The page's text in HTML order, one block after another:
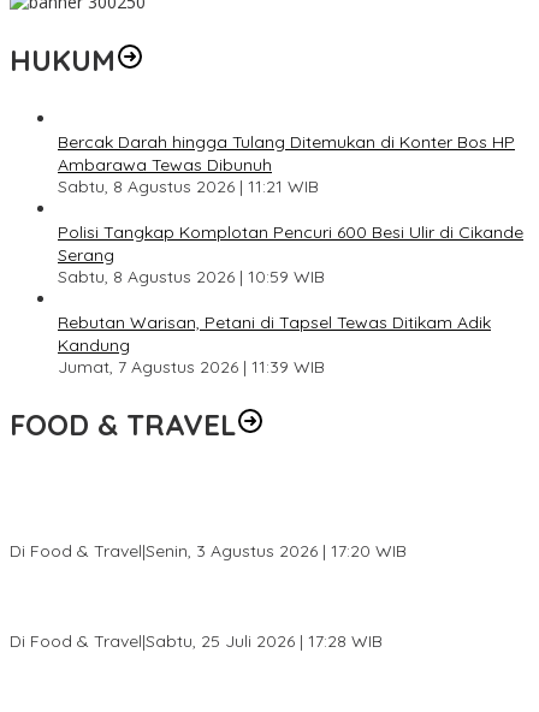
HUKUM
Bercak Darah hingga Tulang Ditemukan di Konter Bos HP
Ambarawa Tewas Dibunuh
Sabtu, 8 Agustus 2026 | 11:21 WIB
Polisi Tangkap Komplotan Pencuri 600 Besi Ulir di Cikande
Serang
Sabtu, 8 Agustus 2026 | 10:59 WIB
Rebutan Warisan, Petani di Tapsel Tewas Ditikam Adik
Kandung
Jumat, 7 Agustus 2026 | 11:39 WIB
FOOD & TRAVEL
Di Food & Travel|Senin, 3 Agustus 2026 | 17:20 WIB
Di Food & Travel|Sabtu, 25 Juli 2026 | 17:28 WIB